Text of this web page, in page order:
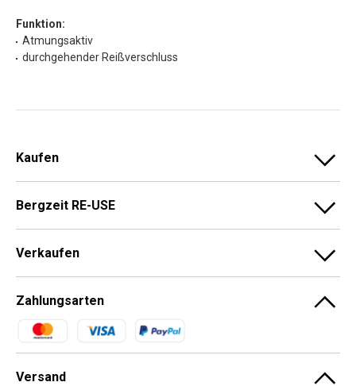
Funktion:
Atmungsaktiv
durchgehender Reißverschluss
Kaufen
Bergzeit RE-USE
Verkaufen
Zahlungsarten
Zahlungsmethoden
Versand